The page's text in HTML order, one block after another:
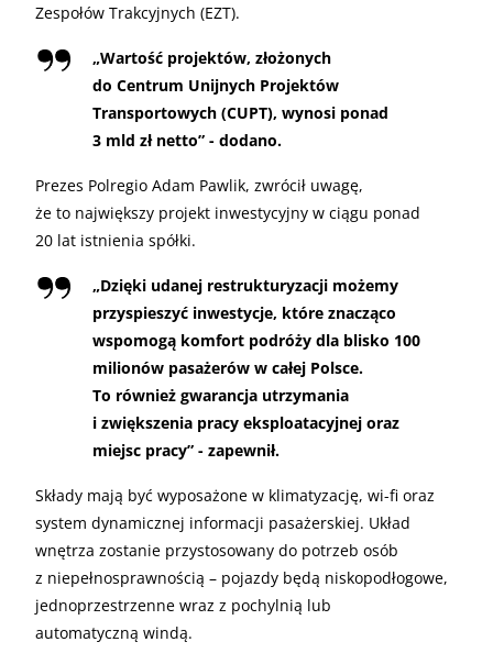
Zespołów Trakcyjnych (EZT).
„Wartość projektów, złożonych
do Centrum Unijnych Projektów
Transportowych (CUPT), wynosi ponad
3 mld zł netto” - dodano.
Prezes Polregio Adam Pawlik, zwrócił uwagę,
że to największy projekt inwestycyjny w ciągu ponad
20 lat istnienia spółki.
„Dzięki udanej restrukturyzacji możemy
przyspieszyć inwestycje, które znacząco
wspomogą komfort podróży dla blisko 100
milionów pasażerów w całej Polsce.
To również gwarancja utrzymania
i zwiększenia pracy eksploatacyjnej oraz
miejsc pracy” - zapewnił.
Składy mają być wyposażone w klimatyzację, wi-fi oraz
system dynamicznej informacji pasażerskiej. Układ
wnętrza zostanie przystosowany do potrzeb osób
z niepełnosprawnością – pojazdy będą niskopodłogowe,
jednoprzestrzenne wraz z pochylnią lub
automatyczną windą.